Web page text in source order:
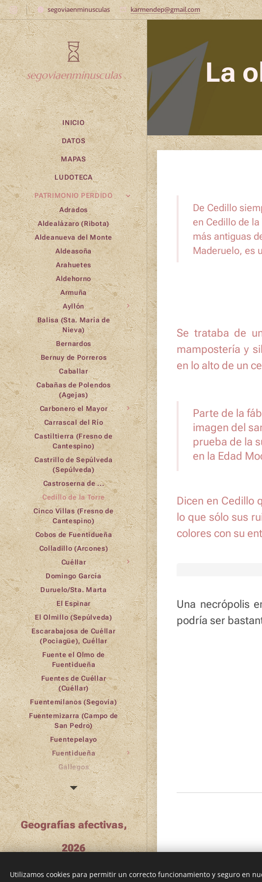
segoviaenminusculas karmendep@gmail.com
segoviaenminusculas
INICIO
DATOS
MAPAS
LUDOTECA
PATRIMONIO PERDIDO
Adrados
Aldealázaro (Ribota)
Aldeanueva del Monte
Aldeasoña
Arahuetes
Aldehorno
Armuña
Ayllón
Balisa (Sta. María de
Nieva)
Bernardos
Bernuy de Porreros
Caballar
Cabañas de Polendos
(Agejas)
Carbonero el Mayor
Carrascal del Río
Castiltierra (Fresno de
Cantespino)
Castrillo de Sepúlveda
(Sepúlveda)
Castroserna de ...
Cedillo de la Torre
Cinco Villas (Fresno de
Cantespino)
Cobos de Fuentidueña
Colladillo (Arcones)
Cuéllar
Domingo García
Duruelo/Sta. Marta
El Espinar
El Olmillo (Sepúlveda)
Escarabajosa de Cuéllar
(Pociagüe), Cuéllar
Fuente el Olmo de
Fuentidueña
Fuentes de Cuéllar
(Cuéllar)
Fuentemilanos (Segovia)
Fuentemizarra (Campo de
San Pedro)
Fuentepelayo
Fuentidueña
Gallegos
Hinojosas del Cerro
Ituero y Lama
Juarros de Río Moros
Laguna de Contreras
Lastras del Pozo
Linares del Arroyo (RIP)
Lovingos (Cuéllar)
La
De Cedillo
en Cedillo de
más antiguas
Maderuelo, es
Se trataba de
mampostería y
en lo alto de un
Parte de la
imagen del
prueba de la
en la Edad
Dicen en Cedillo
lo que sólo sus
colores con su
Una necrópolis
podría ser
Geografías afectivas,
2026
Utilizamos cookies para permitir un correcto funcionamiento y seguro en